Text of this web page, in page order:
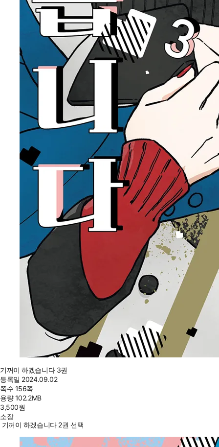
기꺼이 하겠습니다 3권
등록일 2024.09.02
쪽수 156쪽
용량102.2MB
3,500원
소장
기꺼이 하겠습니다 2권 선택